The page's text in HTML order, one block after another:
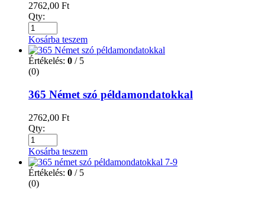
2762,00 Ft
Qty:
Kosárba teszem
Értékelés: 0 / 5
(0)
365 Német szó példamondatokkal
2762,00 Ft
Qty:
Kosárba teszem
Értékelés: 0 / 5
(0)